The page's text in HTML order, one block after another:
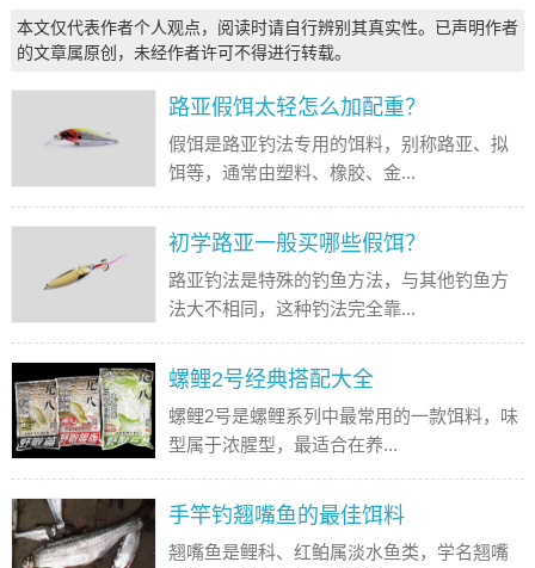
本文仅代表作者个人观点，阅读时请自行辨别其真实性。已声明作者
的文章属原创，未经作者许可不得进行转载。
路亚假饵太轻怎么加配重？
假饵是路亚钓法专用的饵料，别称路亚、拟
饵等，通常由塑料、橡胶、金...
初学路亚一般买哪些假饵？
路亚钓法是特殊的钓鱼方法，与其他钓鱼方
法大不相同，这种钓法完全靠...
螺鲤2号经典搭配大全
螺鲤2号是螺鲤系列中最常用的一款饵料，味
型属于浓腥型，最适合在养...
手竿钓翘嘴鱼的最佳饵料
翘嘴鱼是鲤科、红鲌属淡水鱼类，学名翘嘴